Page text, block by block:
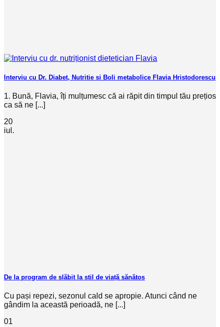
Interviu cu Dr. Diabet, Nutritie si Boli metabolice Flavia Hristodorescu
1. Bună, Flavia, îți mulțumesc că ai răpit din timpul tău prețios
ca să ne [...]
20
iul.
De la program de slăbit la stil de viață sănătos
Cu pași repezi, sezonul cald se apropie. Atunci când ne
gândim la această perioadă, ne [...]
01